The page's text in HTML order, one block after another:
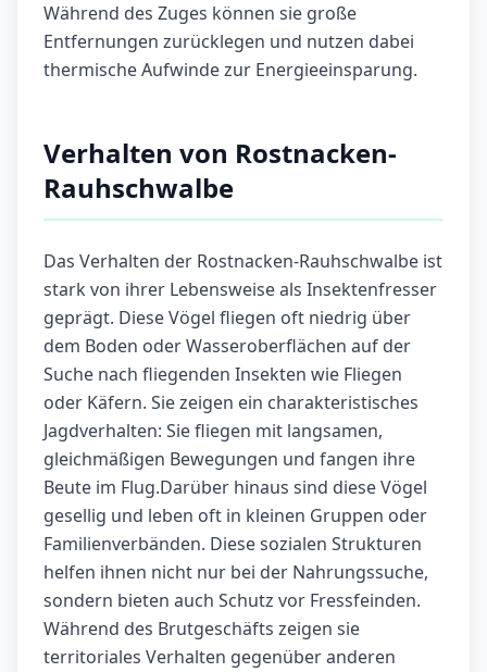
Während des Zuges können sie große
Entfernungen zurücklegen und nutzen dabei
thermische Aufwinde zur Energieeinsparung.
Verhalten von Rostnacken-
Rauhschwalbe
Das Verhalten der Rostnacken-Rauhschwalbe ist
stark von ihrer Lebensweise als Insektenfresser
geprägt. Diese Vögel fliegen oft niedrig über
dem Boden oder Wasseroberflächen auf der
Suche nach fliegenden Insekten wie Fliegen
oder Käfern. Sie zeigen ein charakteristisches
Jagdverhalten: Sie fliegen mit langsamen,
gleichmäßigen Bewegungen und fangen ihre
Beute im Flug.Darüber hinaus sind diese Vögel
gesellig und leben oft in kleinen Gruppen oder
Familienverbänden. Diese sozialen Strukturen
helfen ihnen nicht nur bei der Nahrungssuche,
sondern bieten auch Schutz vor Fressfeinden.
Während des Brutgeschäfts zeigen sie
territoriales Verhalten gegenüber anderen